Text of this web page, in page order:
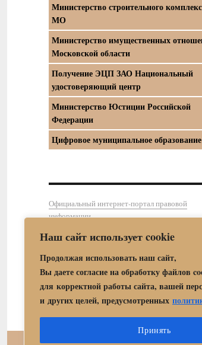
Наш сайт использует cookie
Продолжая использовать наш сайт,
Вы даете согласие на обработку файлов
для корректной работы сайта, вашей
и других целей, предусмотренных
Принять
Министерство строительного
МО
Министерство имущественных
Московской области
Получение ЭЦП ЗАО Национальный
удостоверяющий центр
Министерство Юстиции Российской
Федерации
Цифровое муниципальное образование
Официальный интернет-портал правовой
информации